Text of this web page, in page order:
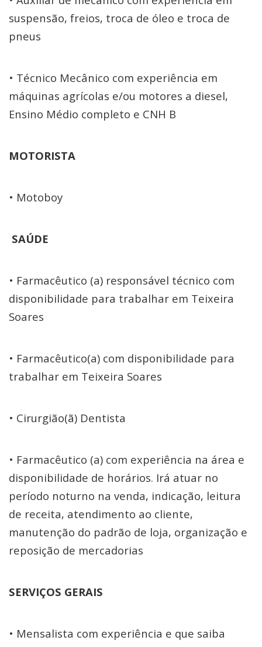
suspensão, freios, troca de óleo e troca de
pneus
• Técnico Mecânico com experiência em
máquinas agrícolas e/ou motores a diesel,
Ensino Médio completo e CNH B
MOTORISTA
• Motoboy
SAÚDE
• Farmacêutico (a) responsável técnico com
disponibilidade para trabalhar em Teixeira
Soares
• Farmacêutico(a) com disponibilidade para
trabalhar em Teixeira Soares
• Cirurgião(ã) Dentista
• Farmacêutico (a) com experiência na área e
disponibilidade de horários. Irá atuar no
período noturno na venda, indicação, leitura
de receita, atendimento ao cliente,
manutenção do padrão de loja, organização e
reposição de mercadorias
SERVIÇOS GERAIS
• Mensalista com experiência e que saiba